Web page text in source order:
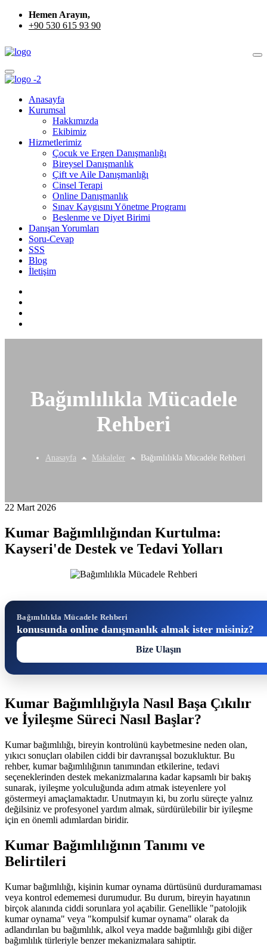
Hemen Arayın,
+90 530 615 93 90
Anasayfa
Kurumsal
Hakkımızda
Ekibimiz
Hizmetlerimiz
Çocuk ve Ergen Danışmanlığı
Bireysel Danışmanlık
Çift ve Aile Danışmanlığı
Cinsel Terapi
Online Danışmanlık
Sınav Kaygısını Yönetme Programı
Beslenme ve Diyet Birimi
Danışan Yorumları
Soru-Cevap
SSS
Blog
İletişim
Bağımlılıkla Mücadele
Rehberi
Anasayfa Makaleler Bağımlılıkla Mücadele Rehberi
22 Mart 2026
Kumar Bağımlılığından Kurtulma:
Kayseri'de Destek ve Tedavi Yolları
Bağımlılıkla Mücadele Rehberi
konusunda online danışmanlık almak ister misiniz?
Bize Ulaşın
Kumar Bağımlılığıyla Nasıl Başa Çıkılır
ve İyileşme Süreci Nasıl Başlar?
Kumar bağımlılığı, bireyin kontrolünü kaybetmesine neden olan,
yıkıcı sonuçları olabilen ciddi bir davranışsal bozukluktur. Bu
rehber, kumar bağımlılığının tanımından etkilerine, tedavi
seçeneklerinden destek mekanizmalarına kadar kapsamlı bir bakış
sunarak, iyileşme yolculuğunda adım atmak isteyenlere yol
göstermeyi amaçlamaktadır. Unutmayın ki, bu zorlu süreçte yalnız
değilsiniz ve profesyonel yardım almak, sürdürülebilir bir iyileşme
için en önemli adımlardan biridir.
Kumar Bağımlılığının Tanımı ve
Belirtileri
Kumar bağımlılığı, kişinin kumar oynama dürtüsünü durduramaması
veya kontrol edememesi durumudur. Bu durum, bireyin hayatının
birçok alanında ciddi sorunlara yol açabilir. Genellikle "patolojik
kumar oynama" veya "kompulsif kumar oynama" olarak da
adlandırılan bu bağımlılık, alkol veya madde bağımlılığı gibi diğer
bağımlılık türleriyle benzer mekanizmalara sahiptir.